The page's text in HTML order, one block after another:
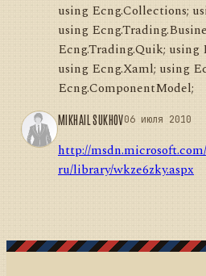
using Ecng.Collections;
using
Ecng.Trading.Quik; using
using Ecng.Xaml; using
Ecng.ComponentModel;
MIKHAIL SUKHOV06 июля 2010
http://
ru/library/wkze6zky.aspx